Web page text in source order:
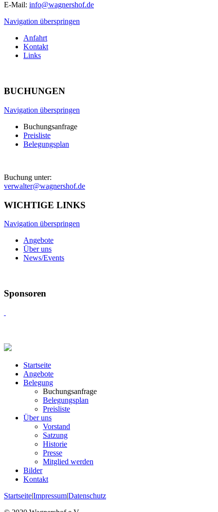
E-Mail: info@wagnershof.de
Navigation überspringen
Anfahrt
Kontakt
Links
BUCHUNGEN
Navigation überspringen
Buchungsanfrage
Preisliste
Belegungsplan
Buchung unter:
verwalter@wagnershof.de
WICHTIGE LINKS
Navigation überspringen
Angebote
Über uns
News/Events
Sponsoren
Startseite
Angebote
Belegung
Buchungsanfrage
Belegungsplan
Preisliste
Über uns
Vorstand
Satzung
Historie
Presse
Mitglied werden
Bilder
Kontakt
Startseite|Impressum|Datenschutz